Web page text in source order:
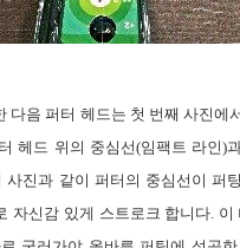
다음 퍼터 헤드는 첫 번째 사진에
헤드 위의 중심선(임팩트 라인)
사진과 같이 퍼터의 중심선이 퍼
자신감 있게 스트로크 합니다 이